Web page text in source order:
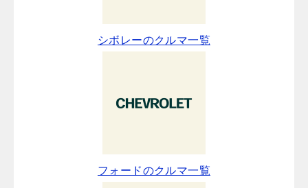
シボレーのクルマ一覧
フォードのクルマ一覧